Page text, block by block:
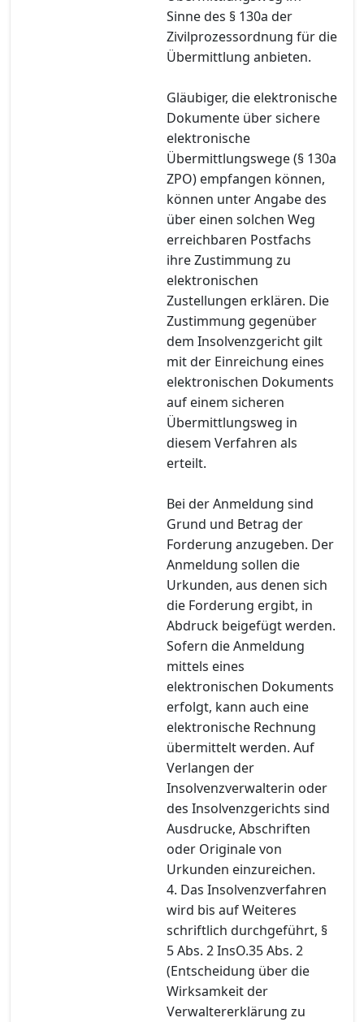
Sinne des § 130a der
Zivilprozessordnung für die
Übermittlung anbieten.
Gläubiger, die elektronische
Dokumente über sichere
elektronische
Übermittlungswege (§ 130a
ZPO) empfangen können,
können unter Angabe des
über einen solchen Weg
erreichbaren Postfachs
ihre Zustimmung zu
elektronischen
Zustellungen erklären. Die
Zustimmung gegenüber
dem Insolvenzgericht gilt
mit der Einreichung eines
elektronischen Dokuments
auf einem sicheren
Übermittlungsweg in
diesem Verfahren als
erteilt.
Bei der Anmeldung sind
Grund und Betrag der
Forderung anzugeben. Der
Anmeldung sollen die
Urkunden, aus denen sich
die Forderung ergibt, in
Abdruck beigefügt werden.
Sofern die Anmeldung
mittels eines
elektronischen Dokuments
erfolgt, kann auch eine
elektronische Rechnung
übermittelt werden. Auf
Verlangen der
Insolvenzverwalterin oder
des Insolvenzgerichts sind
Ausdrucke, Abschriften
oder Originale von
Urkunden einzureichen.
4. Das Insolvenzverfahren
wird bis auf Weiteres
schriftlich durchgeführt, §
5 Abs. 2 InsO.35 Abs. 2
(Entscheidung über die
Wirksamkeit der
Verwaltererklärung zu